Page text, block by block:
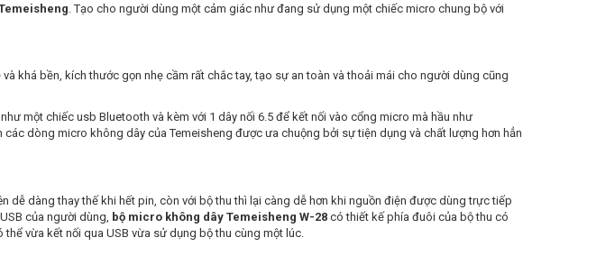
. Tạo cho người dùng một cảm giác như đang sử dụng một chiếc micro chung bộ với
khá bền, kích thước gọn nhẹ cầm rất chắc tay, tạo sự an toàn và thoải mái cho người dùng cũng
một chiếc usb Bluetooth và kèm với 1 dây nối 6.5 để kết nối vào cổng micro mà hầu như
các dòng micro không dây của Temeisheng được ưa chuộng bởi sự tiện dụng và chất lượng hơn hẳn
dễ dàng thay thế khi hết pin, còn với bộ thu thì lại càng dễ hơn khi nguồn điện được dùng trực tiếp
của người dùng, bộ micro không dây Temeisheng W-28có thiết kế phía đuôi của bộ thu có
vừa kết nối qua USB vừa sử dụng bộ thu cùng một lúc.